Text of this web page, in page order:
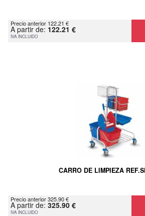
Precio anterior 122.21 €
A partir de: 122.21 €
IVA INCLUIDO
CARRO DE LIMPIEZA
Precio anterior 325.90 €
A partir de: 325.90 €
IVA INCLUIDO